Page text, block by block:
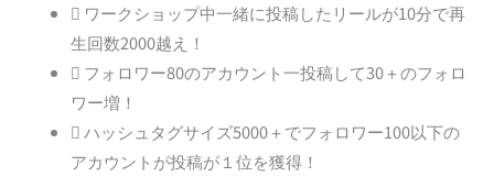
ワークショップ中一緒に投稿したリールが10分で再
生回数2000越え！
フォロワー80のアカウント一投稿して30＋のフォロ
ワー増！
ハッシュタグサイズ5000＋でフォロワー100以下の
アカウントが投稿が１位を獲得！